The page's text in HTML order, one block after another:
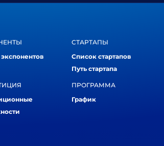
СТАРТАПЫ
Список стартапов
Путь стартапа
ПРОГРАММА
График